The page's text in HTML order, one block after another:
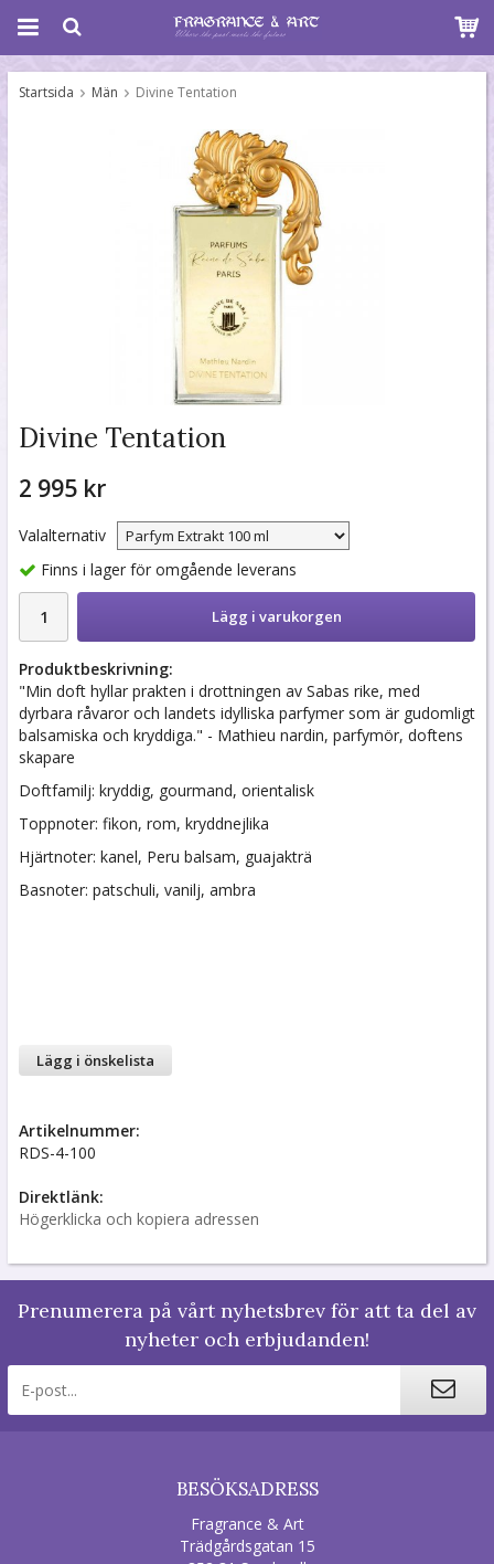
Startsida Män Divine Tentation
Divine Tentation
2 995 kr
Valalternativ
Finns i lager för omgående leverans
Lägg i varukorgen
Produktbeskrivning:
"Min doft hyllar prakten i drottningen av Sabas rike, med
dyrbara råvaror och landets idylliska parfymer som är gudomligt
balsamiska och kryddiga." - Mathieu nardin, parfymör, doftens
skapare
Doftfamilj: kryddig, gourmand, orientalisk
Toppnoter: fikon, rom, kryddnejlika
Hjärtnoter: kanel, Peru balsam, guajakträ
Basnoter: patschuli, vanilj, ambra
Lägg i önskelista
Artikelnummer:
RDS-4-100
Direktlänk:
Högerklicka och kopiera adressen
Prenumerera på vårt nyhetsbrev för att ta del av
nyheter och erbjudanden!
BESÖKSADRESS
Fragrance & Art
Trädgårdsgatan 15